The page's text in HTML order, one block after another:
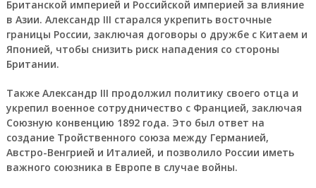
Британской империей и Российской империей за влияние
в Азии. Александр III старался укрепить восточные
границы России, заключая договоры о дружбе с Китаем и
Японией, чтобы снизить риск нападения со стороны
Британии.
Также Александр III продолжил политику своего отца и
укрепил военное сотрудничество с Францией, заключая
Союзную конвенцию 1892 года. Это был ответ на
создание Тройственного союза между Германией,
Австро-Венгрией и Италией, и позволило России иметь
важного союзника в Европе в случае войны.